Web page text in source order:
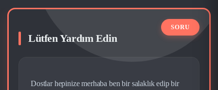
Lütfen Yardım Edin
Dostlar hepinize merhaba ben bir salaklık edip bir